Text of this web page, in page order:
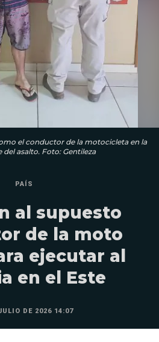
el conductor de la motocicleta en la
del asalto. Foto: Gentileza
PAÍS
al supuesto
de la moto
ejecutar al
en el Este
DE 2026 14:07